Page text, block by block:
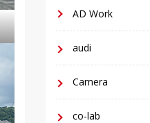
AD Work
audi
Camera
co-lab